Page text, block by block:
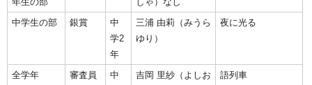
中学生の部 銀賞
中
学2
年
三浦 由莉（みうら
ゆり）
夜に光る
全学年
審査員
中
吉岡 里紗（よしお
語列車